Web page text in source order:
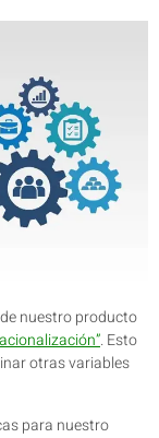
nuestro producto
. Esto
otras variables
para nuestro